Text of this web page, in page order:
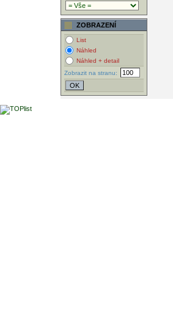
ZOBRAZENÍ
List
Náhled
Náhled + detail
Zobrazit na stranu: